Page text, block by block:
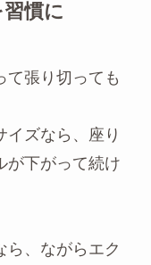
慣に
て張り切っても
イズなら、座り
が下がって続け
ら、ながらエク